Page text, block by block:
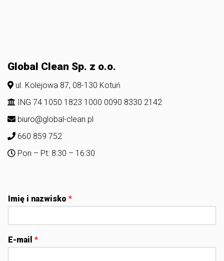
Global Clean Sp. z o.o.
ul. Kolejowa 87, 08-130 Kotuń
ING 74 1050 1823 1000 0090 8330 2142
biuro@global-clean.pl
660 859 752
Pon – Pt: 8:30 – 16:30
Imię i nazwisko *
E-mail *